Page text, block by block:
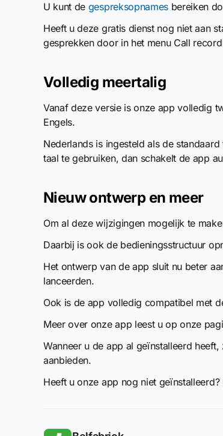
U kunt de gespreksopnames bereiken
Heeft u deze gratis dienst nog niet aan
gesprekken door in het menu Call
Volledig meertalig
Vanaf deze versie is onze app volledig
Engels.
Nederlands is ingesteld als de
taal te gebruiken, dan schakelt de app
Nieuw ontwerp en meer
Om al deze wijzigingen mogelijk te
Daarbij is ook de bedieningsstructuur
Het ontwerp van de app sluit nu beter
lanceerden.
Ook is de app volledig compatibel met
Meer over onze app leest u op onze
Wanneer u de app al geïnstalleerd
aanbieden.
Heeft u onze app nog niet